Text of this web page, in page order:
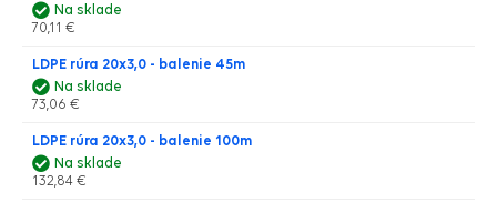
Na sklade
70,11 €
LDPE rúra 20x3,0 - balenie 45m
Na sklade
73,06 €
LDPE rúra 20x3,0 - balenie 100m
Na sklade
132,84 €